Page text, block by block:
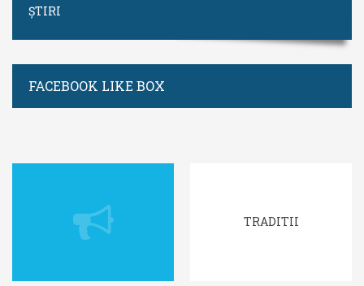
ȘTIRI
FACEBOOK LIKE BOX
TRADITII